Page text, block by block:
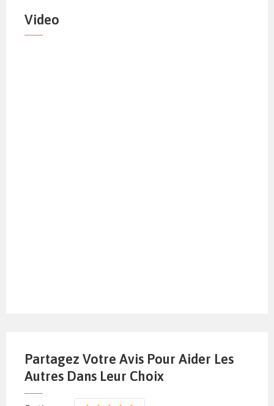
Video
Partagez Votre Avis Pour Aider Les
Autres Dans Leur Choix